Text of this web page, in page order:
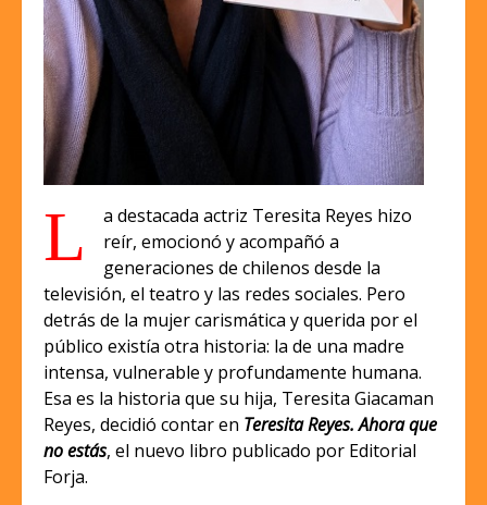
L
a destacada actriz Teresita Reyes hizo
reír, emocionó y acompañó a
generaciones de chilenos desde la
televisión, el teatro y las redes sociales. Pero
detrás de la mujer carismática y querida por el
público existía otra historia: la de una madre
intensa, vulnerable y profundamente humana.
Esa es la historia que su hija, Teresita Giacaman
Reyes, decidió contar en Teresita Reyes. Ahora que
no estás, el nuevo libro publicado por Editorial
Forja.